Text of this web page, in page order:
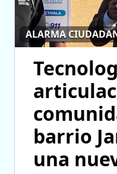
ALARMA
barrio
una